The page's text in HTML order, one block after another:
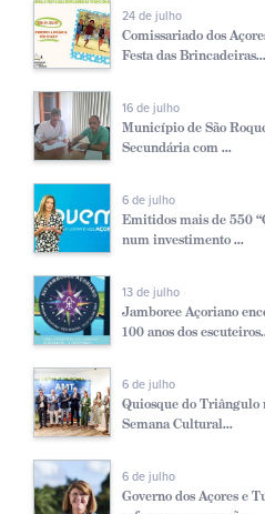
24 de julho
Comissariado dos
Festa das Brincadeiras...
16 de julho
Município de São
Secundária com ...
6 de julho
Emitidos mais de 550
num investimento ...
13 de julho
Jamboree Açoriano
100 anos dos
6 de julho
Quiosque do Triângulo
Semana Cultural...
6 de julho
Governo dos Açores e